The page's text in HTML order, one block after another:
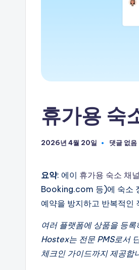
휴가용 숙
2026년 4월 20일 댓글 없음
요약: 에이 휴가용 숙소 채
Booking.com 등)에 숙소
예약을 방지하고 반복적인
여러 플랫폼에 상품을 등
Hostex는 전문 PMS로서
체크인 가이드까지 제공